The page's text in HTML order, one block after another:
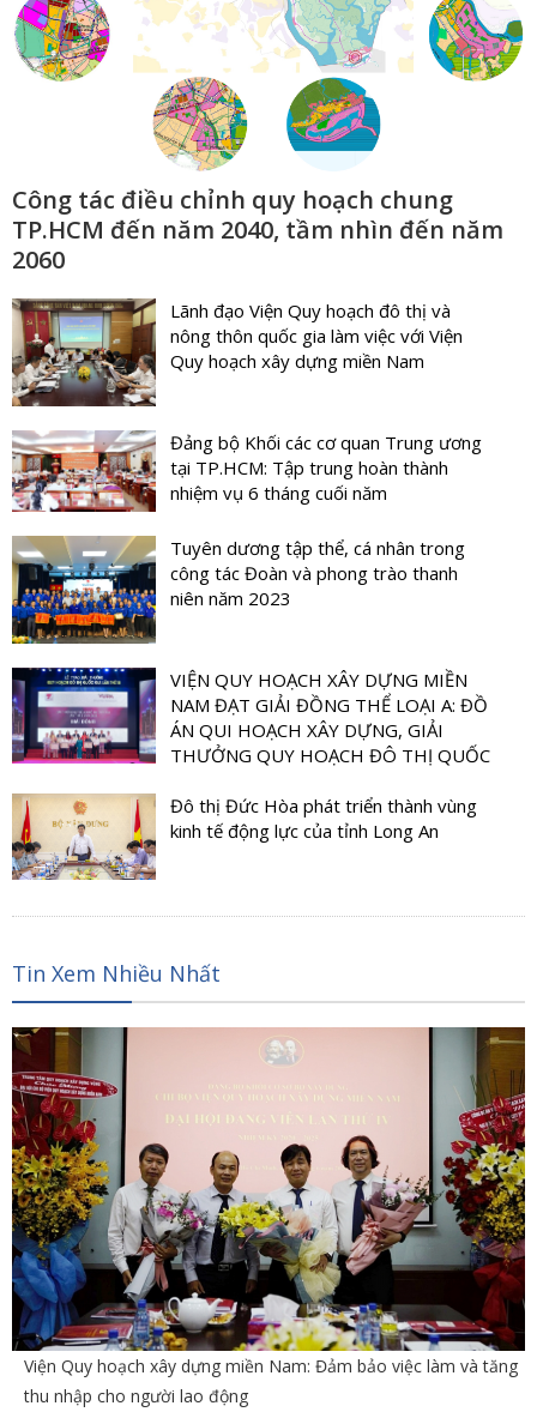
Tin Xem Nhiều Nhất
Viện Quy hoạch xây dựng miền Nam: Đảm bảo việc làm và tăng
thu nhập cho người lao động
Công tác điều chỉnh quy hoạch chung
TP.HCM đến năm 2040, tầm nhìn đến năm
2060
Lãnh đạo Viện Quy hoạch đô thị và
nông thôn quốc gia làm việc với Viện
Quy hoạch xây dựng miền Nam
Đảng bộ Khối các cơ quan Trung ương
tại TP.HCM: Tập trung hoàn thành
nhiệm vụ 6 tháng cuối năm
Tuyên dương tập thể, cá nhân trong
công tác Đoàn và phong trào thanh
niên năm 2023
VIỆN QUY HOẠCH XÂY DỰNG MIỀN
NAM ĐẠT GIẢI ĐỒNG THỂ LOẠI A: ĐỒ
ÁN QUI HOẠCH XÂY DỰNG, GIẢI
THƯỞNG QUY HOẠCH ĐÔ THỊ QUỐC
Đô thị Đức Hòa phát triển thành vùng
kinh tế động lực của tỉnh Long An